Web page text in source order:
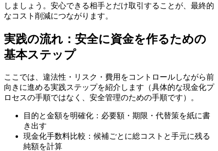
しましょう。安心できる相手とだけ取引することが、最終的
なコスト削減につながります。
実践の流れ：安全に資金を作るための
基本ステップ
ここでは、違法性・リスク・費用をコントロールしながら前
向きに進める実践ステップを紹介します（具体的な現金化プ
ロセスの手順ではなく、安全管理のための手順です）。
目的と金額を明確化：必要額・期限・代替策を紙に書
き出す
現金化手数料比較：候補ごとに総コストと手元に残る
純額を計算